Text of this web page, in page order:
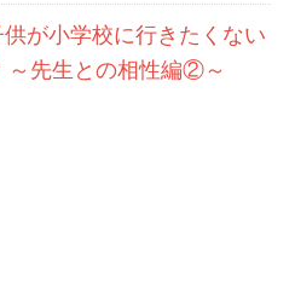
が小学校に行きたくない
～先生との相性編②～